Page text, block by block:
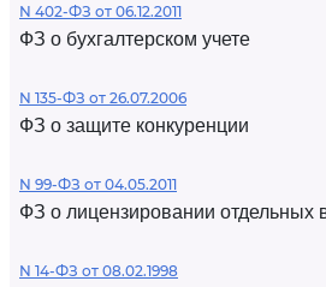
N 402-ФЗ от 06.12.2011
ФЗ о бухгалтерском учете
N 135-ФЗ от 26.07.2006
ФЗ о защите конкуренции
N 99-ФЗ от 04.05.2011
ФЗ о лицензировании отдельных
N 14-ФЗ от 08.02.1998